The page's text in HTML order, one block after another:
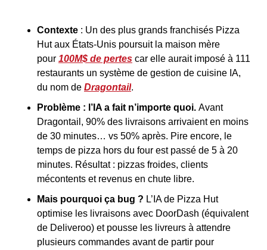
Contexte : Un des plus grands franchisés Pizza
Hut aux États-Unis poursuit la maison mère
pour 100M$ de pertes car elle aurait imposé à 111
restaurants un système de gestion de cuisine IA,
du nom de Dragontail.
Problème : l’IA a fait n’importe quoi. Avant
Dragontail, 90% des livraisons arrivaient en moins
de 30 minutes… vs 50% après. Pire encore, le
temps de pizza hors du four est passé de 5 à 20
minutes. Résultat : pizzas froides, clients
mécontents et revenus en chute libre.
Mais pourquoi ça bug ? L’IA de Pizza Hut
optimise les livraisons avec DoorDash (équivalent
de Deliveroo) et pousse les livreurs à attendre
plusieurs commandes avant de partir pour